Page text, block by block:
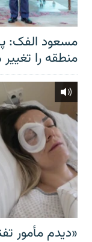
مسعود الفک:
منطقه را
«دیدم مأمور